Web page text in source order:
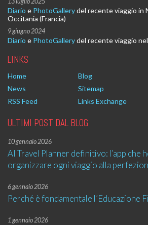
Diario e PhotoGallerydel recente viaggio in
Occitania (Francia)
9 giugno 2024
Diario e PhotoGallerydel recente viaggio
LINKS
Home Blog
News
Sitemap
RSS Feed
Links Exchange
ULTIMI POST DAL BLOG
10 gennaio 2026
AI Travel Planner definitivo: l’app che
organizzare ogni viaggio alla
6 gennaio 2026
Perché è fondamentale l’Educazione
1 gennaio 2026